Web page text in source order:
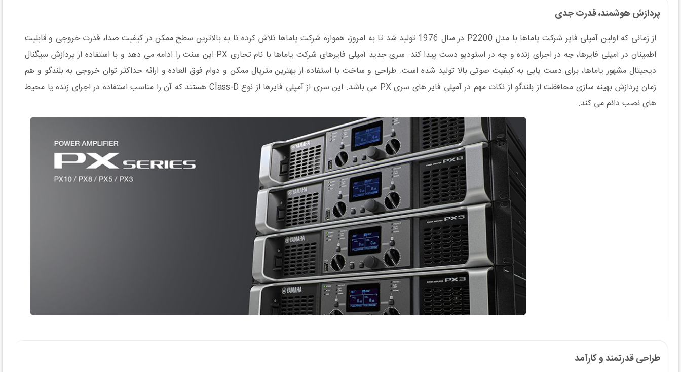
پردازش هوشمند، قدرت جدی
از زمانی که اولین آمپلی فایر شرکت یاماها با مدل P2200 در سال 1976 تولید شد تا به امروز، همواره شرکت یاماها تلاش کرده تا به بالاترین سطح ممکن در کیفیت صدا، قدرت خروجی و قابلیت
اطمینان در آمپلی فایرها، چه در اجرای زنده و چه در استودیو دست پیدا کند. سری جدید آمپلی فایرهای شرکت یاماها با نام تجاری PX این سنت را ادامه می دهد و با استفاده از پردازش سیگنال
دیجیتال مشهور یاماها، برای دست یابی به کیفیت صوتی بالا تولید شده است. طراحی و ساخت با استفاده از بهترین متریال ممکن و دوام فوق العاده و ارائه حداکثر توان خروجی به بلندگو و هم
زمان پردازش بهینه سازی محافظت از بلندگو از نکات مهم در آمپلی فایر های سری PX می باشد. این سری از آمپلی فایرها از نوع Class-D هستند که آن را مناسب استفاده در اجرای زنده یا محیط
های نصب دائم می کند.
طراحی قدرتمند و کارآمد